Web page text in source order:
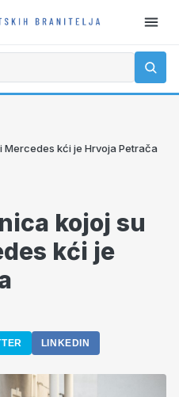
kći je Hrvoja Petrača
kojoj su
kći je
LINKEDIN